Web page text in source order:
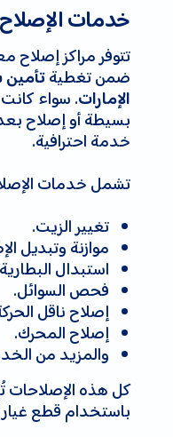
خدمات الإصلاح
تتوفر مراكز إصلاح
ضمن تغطيةتأمين
الإمارات. سواء
بسيطة أو إصلاح
خدمة احترافية.
تشمل خدمات
تغيير الزيت.
موازنة وتبديل
استبدال
فحص السوائل.
إصلاح ناقل
إصلاح المحرك.
والمزيد من
كل هذه الإصلاحات
باستخدام قطع